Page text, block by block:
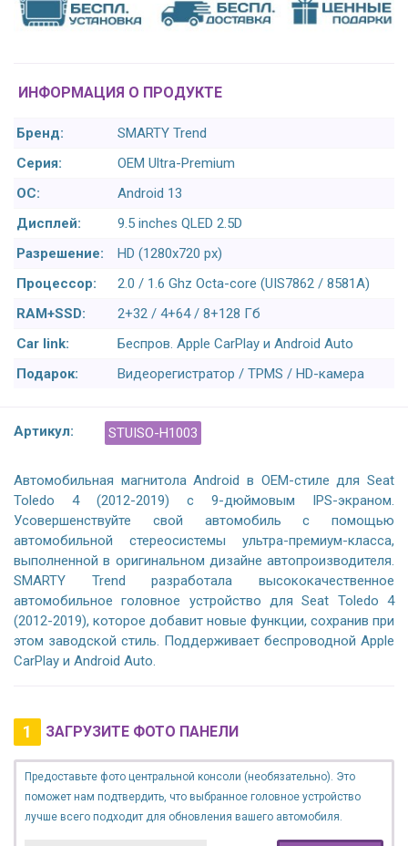
ИНФОРМАЦИЯ О ПРОДУКТЕ
Бренд:
SMARTY Trend
Серия:
OEM Ultra-Premium
ОС:
Android 13
Дисплей:
9.5 inches QLED 2.5D
Разрешение:
HD (1280х720 px)
Процессор:
2.0 / 1.6 Ghz Octa-core (UIS7862 / 8581A)
RAM+SSD:
2+32 / 4+64 / 8+128 Гб
Car link:
Беспров. Apple CarPlay и Android Auto
Подарок:
Видеорегистратор / TPMS / HD-камера
Артикул: STUISO-H1003
Автомобильная магнитола Android в OEM-стиле для Seat
Toledo 4 (2012-2019) с 9-дюймовым IPS-экраном.
Усовершенствуйте свой автомобиль с помощью
автомобильной стереосистемы ультра-премиум-класса,
выполненной в оригинальном дизайне автопроизводителя.
SMARTY Trend разработала высококачественное
автомобильное головное устройство для Seat Toledo 4
(2012-2019), которое добавит новые функции, сохранив при
этом заводской стиль. Поддерживает беспроводной Apple
CarPlay и Android Auto.
1 ЗАГРУЗИТЕ ФОТО ПАНЕЛИ
Предоставьте фото центральной консоли (необязательно). Это
поможет нам подтвердить, что выбранное головное устройство
лучше всего подходит для обновления вашего автомобиля.